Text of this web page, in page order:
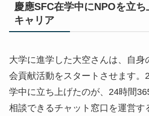
慶應SFC在学中にNPOを立
キャリア
大学に進学した大空さんは、自身
会貢献活動をスタートさせます。
学中に立ち上げたのが、24時間
相談できるチャット窓口を運営す